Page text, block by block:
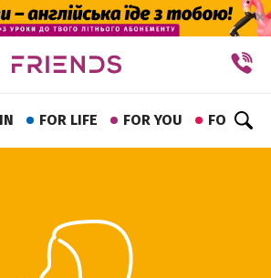
✕
FOR LIFE FOR YOU FOR FUN